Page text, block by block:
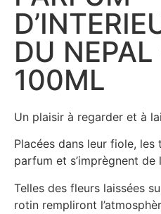
DU
100ML
Un plaisir à regarder et à
Placées dans leur fiole,
parfum et s’imprègnent
Telles des fleurs laissées
rotin rempliront